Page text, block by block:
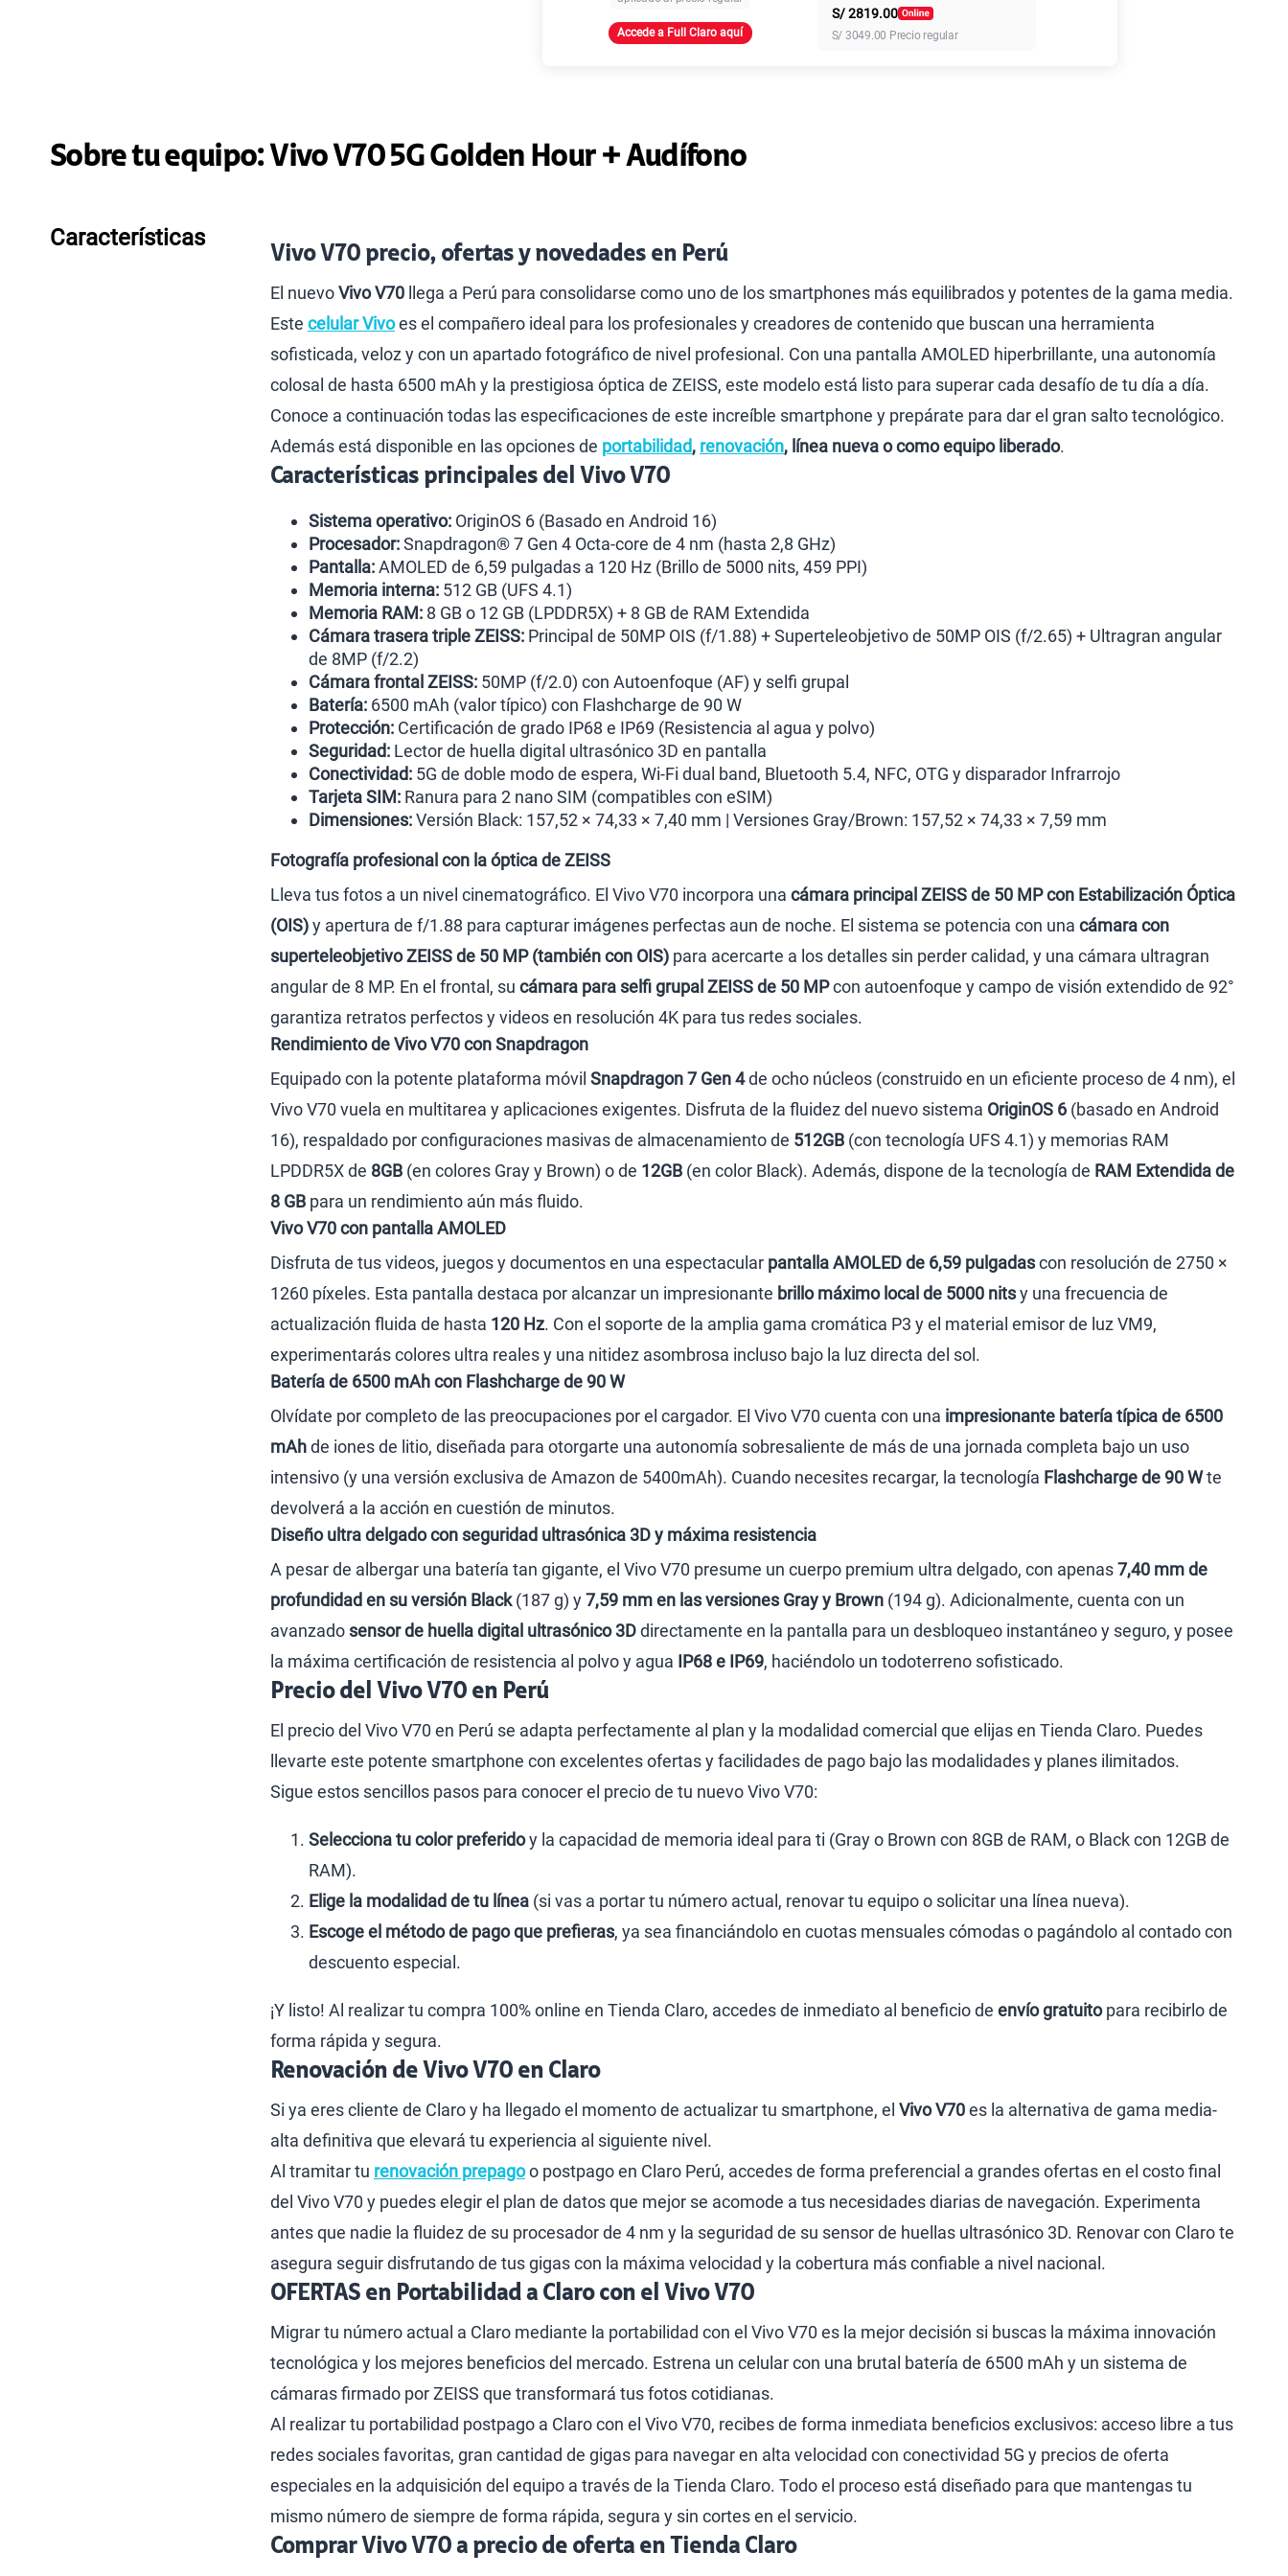
45GB
Paga solo S/60.90
Ver menos planes
Accede a Full Claro aquí
S/2819.00
S/ 3049.00 Precio regular
Sobre tu equipo:Vivo V70 5G Golden Hour + Audífono
Características
Vivo V70 precio, ofertas y novedades en Perú
El nuevoVivo V70 llega a Perú para consolidarse como uno de los smartphones más equilibrados y potentes de la gama media.
Este celular Vivoes el compañero ideal para los profesionales y creadores de contenido que buscan una herramienta
sofisticada, veloz y con un apartado fotográfico de nivel profesional. Con una pantalla AMOLED hiperbrillante, una autonomía
colosal de hasta 6500 mAh y la prestigiosa óptica de ZEISS, este modelo está listo para superar cada desafío de tu día a día.
Conoce a continuación todas las especificaciones de este increíble smartphone y prepárate para dar el gran salto tecnológico.
Además está disponible en las opciones de portabilidad, renovación, línea nueva o como equipo liberado.
Características principales del Vivo V70
Sistema operativo: OriginOS 6 (Basado en Android 16)
Procesador:Snapdragon® 7 Gen 4 Octa-core de 4 nm (hasta 2,8 GHz)
Pantalla:AMOLED de 6,59 pulgadas a 120 Hz (Brillo de 5000 nits, 459 PPI)
Memoria interna: 512 GB (UFS 4.1)
Memoria RAM: 8 GB o 12 GB (LPDDR5X) + 8 GB de RAM Extendida
Cámara trasera triple ZEISS: Principal de 50MP OIS (f/1.88) + Superteleobjetivo de 50MP OIS (f/2.65) + Ultragran angular
de 8MP (f/2.2)
Cámara frontal ZEISS: 50MP (f/2.0) con Autoenfoque (AF) y selfi grupal
Batería: 6500 mAh (valor típico) con Flashcharge de 90 W
Protección: Certificación de grado IP68 e IP69 (Resistencia al agua y polvo)
Seguridad: Lector de huella digital ultrasónico 3D en pantalla
Conectividad: 5G de doble modo de espera, Wi-Fi dual band, Bluetooth 5.4, NFC, OTG y disparador Infrarrojo
Tarjeta SIM: Ranura para 2 nano SIM (compatibles con eSIM)
Dimensiones:Versión Black: 157,52 × 74,33 × 7,40 mm | Versiones Gray/Brown: 157,52 × 74,33 × 7,59 mm
Fotografía profesional con la óptica de ZEISS
Lleva tus fotos a un nivel cinematográfico. El Vivo V70 incorpora una cámara principal ZEISS de 50 MP con Estabilización Óptica
(OIS)y apertura de f/1.88 para capturar imágenes perfectas aun de noche. El sistema se potencia con una cámara con
superteleobjetivo ZEISS de 50 MP (también con OIS) para acercarte a los detalles sin perder calidad, y una cámara ultragran
angular de 8 MP. En el frontal, su cámara para selfi grupal ZEISS de 50 MPcon autoenfoque y campo de visión extendido de 92°
garantiza retratos perfectos y videos en resolución 4K para tus redes sociales.
Rendimiento de Vivo V70 con Snapdragon
Equipado con la potente plataforma móvil Snapdragon 7 Gen 4de ocho núcleos (construido en un eficiente proceso de 4 nm), el
Vivo V70 vuela en multitarea y aplicaciones exigentes. Disfruta de la fluidez del nuevo sistema OriginOS 6 (basado en Android
16), respaldado por configuraciones masivas de almacenamiento de 512GB (con tecnología UFS 4.1) y memorias RAM
LPDDR5X de 8GB (en colores Gray y Brown) o de 12GB (en color Black). Además, dispone de la tecnología de RAM Extendida de
8 GB para un rendimiento aún más fluido.
Vivo V70 con pantalla AMOLED
Disfruta de tus videos, juegos y documentos en una espectacular pantalla AMOLED de 6,59 pulgadascon resolución de 2750 ×
1260 píxeles. Esta pantalla destaca por alcanzar un impresionante brillo máximo local de 5000 nitsy una frecuencia de
actualización fluida de hasta 120 Hz. Con el soporte de la amplia gama cromática P3 y el material emisor de luz VM9,
experimentarás colores ultra reales y una nitidez asombrosa incluso bajo la luz directa del sol.
Batería de 6500 mAh con Flashcharge de 90 W
Olvídate por completo de las preocupaciones por el cargador. El Vivo V70 cuenta con una impresionante batería típica de 6500
mAhde iones de litio, diseñada para otorgarte una autonomía sobresaliente de más de una jornada completa bajo un uso
intensivo (y una versión exclusiva de Amazon de 5400mAh). Cuando necesites recargar, la tecnología Flashcharge de 90 Wte
devolverá a la acción en cuestión de minutos.
Diseño ultra delgado con seguridad ultrasónica 3D y máxima resistencia
A pesar de albergar una batería tan gigante, el Vivo V70 presume un cuerpo premium ultra delgado, con apenas7,40 mm de
profundidad en su versión Black(187 g) y7,59 mm en las versiones Gray y Brown (194 g). Adicionalmente, cuenta con un
avanzado sensor de huella digital ultrasónico 3Ddirectamente en la pantalla para un desbloqueo instantáneo y seguro, y posee
la máxima certificación de resistencia al polvo y agua IP68 e IP69, haciéndolo un todoterreno sofisticado.
Precio del Vivo V70 en Perú
El precio del Vivo V70 en Perú se adapta perfectamente al plan y la modalidad comercial que elijas en Tienda Claro. Puedes
llevarte este potente smartphone con excelentes ofertas y facilidades de pago bajo las modalidades y planes ilimitados.
Sigue estos sencillos pasos para conocer el precio de tu nuevo Vivo V70:
Selecciona tu color preferidoy la capacidad de memoria ideal para ti (Gray o Brown con 8GB de RAM, o Black con 12GB de
RAM).
Elige la modalidad de tu línea (si vas a portar tu número actual, renovar tu equipo o solicitar una línea nueva).
Escoge el método de pago que prefieras, ya sea financiándolo en cuotas mensuales cómodas o pagándolo al contado con
descuento especial.
¡Y listo! Al realizar tu compra 100% online en Tienda Claro, accedes de inmediato al beneficio de envío gratuitopara recibirlo de
forma rápida y segura.
Renovación de Vivo V70 en Claro
Si ya eres cliente de Claro y ha llegado el momento de actualizar tu smartphone, el Vivo V70es la alternativa de gama media-
alta definitiva que elevará tu experiencia al siguiente nivel.
Al tramitar tu renovación prepagoo postpago en Claro Perú, accedes de forma preferencial a grandes ofertas en el costo final
del Vivo V70 y puedes elegir el plan de datos que mejor se acomode a tus necesidades diarias de navegación. Experimenta
antes que nadie la fluidez de su procesador de 4 nm y la seguridad de su sensor de huellas ultrasónico 3D. Renovar con Claro te
asegura seguir disfrutando de tus gigas con la máxima velocidad y la cobertura más confiable a nivel nacional.
OFERTAS en Portabilidad a Claro con el Vivo V70
Migrar tu número actual a Claro mediante la portabilidad con el Vivo V70 es la mejor decisión si buscas la máxima innovación
tecnológica y los mejores beneficios del mercado. Estrena un celular con una brutal batería de 6500 mAh y un sistema de
cámaras firmado por ZEISS que transformará tus fotos cotidianas.
Al realizar tu portabilidad postpago a Claro con el Vivo V70, recibes de forma inmediata beneficios exclusivos: acceso libre a tus
redes sociales favoritas, gran cantidad de gigas para navegar en alta velocidad con conectividad 5G y precios de oferta
especiales en la adquisición del equipo a través de la Tienda Claro. Todo el proceso está diseñado para que mantengas tu
mismo número de siempre de forma rápida, segura y sin cortes en el servicio.
Comprar Vivo V70 a precio de oferta en Tienda Claro